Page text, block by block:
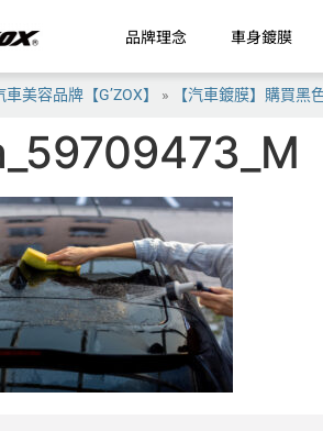
品牌理念 車身鍍膜
美容品牌【G’ZOX】 » 【汽車鍍膜】購買黑